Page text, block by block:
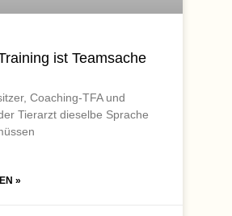
ist Teamsache
Coaching-TFA und
Tierarzt dieselbe Sprache
»